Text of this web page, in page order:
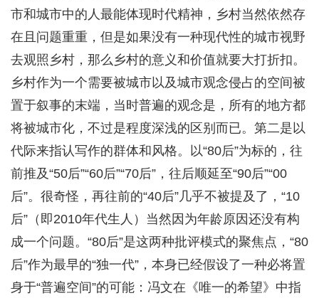
市和城市中的人最能体现时代精神，乡村当然依然存
在且问题重重，但是如果没有一种现代性的城市视野
去观照乡村，那么乡村的意义和价值就要大打折扣。
乡村作为一个需要被城市以及城市观念侵占的空间被
置于叙事的末端，当时普遍的观念是，所有的地方都
将被城市化，不过是程度深浅的区别而已。第二是以
代际来指认写作的群体和风格。以“80后”为标的，往
前推及“50后”“60后”“70后”，往后顺延至“90后”“00
后”。很奇怪，再往前的“40后”几乎不被提及了，“10
后”（即2010年代生人）当然因为年龄原因还没有构
成一个问题。“80后”是这两种批评模式的聚焦点，“80
后”作为最早的“独一代”，本身已经假设了一种必将置
身于“普遍空间”的可能：冯文在《唯一的希望》中指